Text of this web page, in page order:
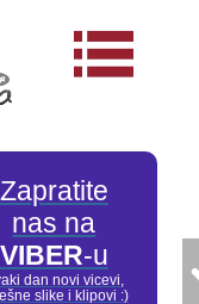
Zapratite
nas na
VIBER-u
dan novi vicevi,
slike i klipovi :)